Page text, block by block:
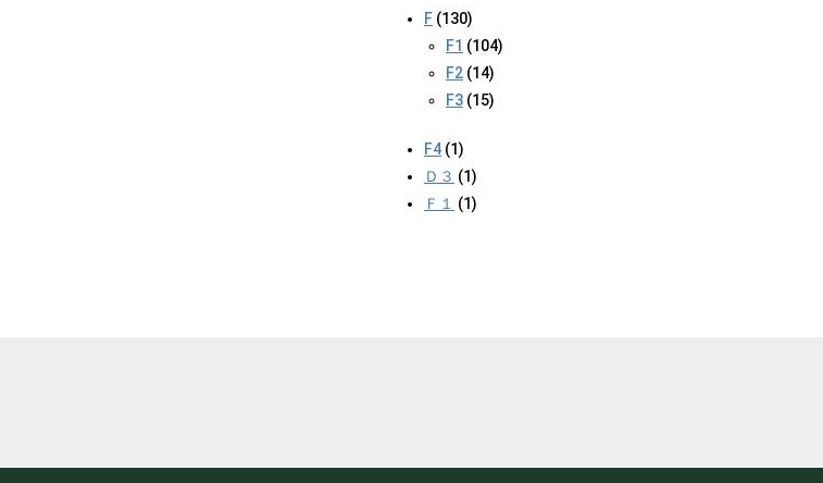
F (130)
F1 (104)
F2 (14)
F3 (15)
F4 (1)
Ｄ３ (1)
Ｆ１
(1)